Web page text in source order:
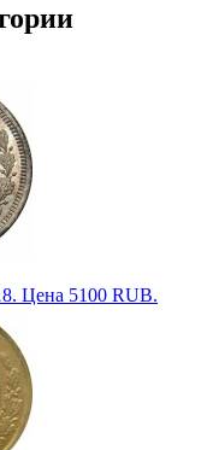
Цена 5100 RUB.